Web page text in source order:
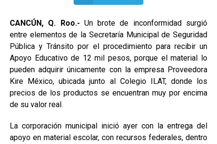
CANCÚN, Q. Roo.- Un brote de inconformidad surgió
entre elementos de la Secretaría Municipal de Seguridad
Pública y Tránsito por el procedimiento para recibir un
Apoyo Educativo de 12 mil pesos, porque el material lo
pueden adquirir únicamente con la empresa Proveedora
Kire México, ubicada junto al Colegio ILAT, donde los
precios de los productos se encuentran muy por encima
de su valor real.
La corporación municipal inició ayer con la entrega del
apoyo en material escolar, con recursos federales, dentro